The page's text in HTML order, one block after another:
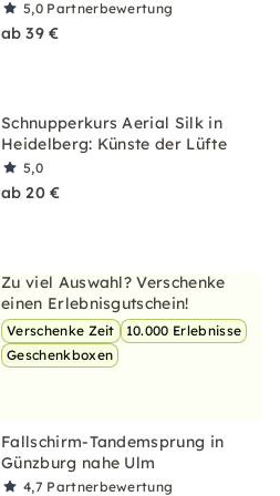
5,0 Partnerbewertung
ab 39 €
Schnupperkurs Aerial Silk in
Heidelberg: Künste der Lüfte
5,0
ab 20 €
Zu viel Auswahl? Verschenke
einen Erlebnisgutschein!
Verschenke Zeit
10.000 Erlebnisse
Geschenkboxen
Fallschirm-Tandemsprung in
Günzburg nahe Ulm
4,7 Partnerbewertung